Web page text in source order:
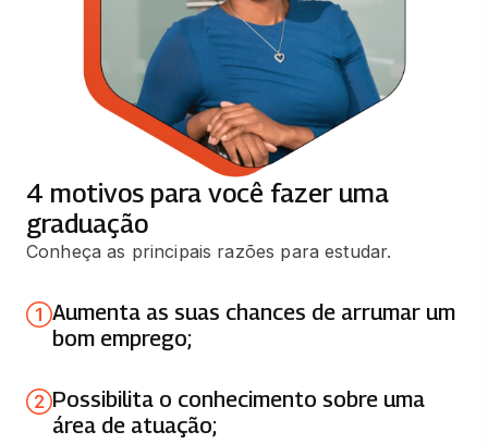
SISTEMAS DE INFORMACAO E
SOCIEDADE
66 horas
CONTABILIDADE E ANÁLISE DE CUSTOS
EDUCACAO ESPECIAL
66 horas
GESTAO ESTRATEGICA DE MARKETING
83 horas
GESTÃO INTEGRADA DE OPERAÇÕES
66 horas
4 motivos para você fazer uma
graduação
Conheça as principais razões para estudar.
Aumenta as suas chances de arrumar um
bom emprego;
Possibilita o conhecimento sobre uma
área de atuação;